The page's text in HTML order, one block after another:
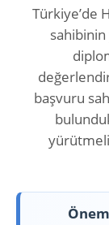
Türkiye’de
başvuru